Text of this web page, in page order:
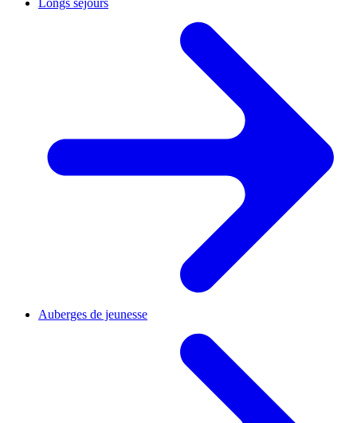
Longs séjours
Auberges de jeunesse